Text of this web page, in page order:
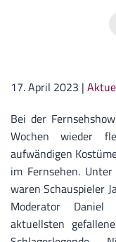
17. April 2023 |
Bei der
Wochen wieder
aufwändigen
im Fernsehen.
waren Schauspieler
Moderator
aktuellsten